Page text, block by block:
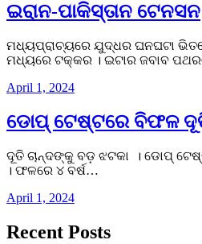
ଇରାନ-ପାକିସ୍ତାନ ଟେନସନ
ମଧ୍ୟପ୍ରାଚ୍ୟରେ ଯୁଦ୍ଧର ଘନଘଟା
ମଧ୍ୟରେ ଟକ୍କର । ଇଟାର ଜବାବ
April 1, 2024
ଡୋପ୍ ଟେଷ୍ଟରେ ବିଫଳ
ଦୂତି ଚାନ୍ଦଙ୍କୁ ବଡ଼ ଝଟକା । ଡୋପ୍
। ଫଳରେ ୪ ବର୍ଷ…
April 1, 2024
Recent Posts